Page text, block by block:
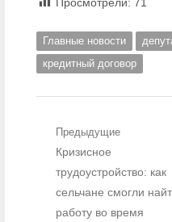
Главные новости
кредитный договор
Навигация по
Предыдущие
Предыдущий пост:
Кризисное
трудоустройство: как
сельчане смогли
работу во время